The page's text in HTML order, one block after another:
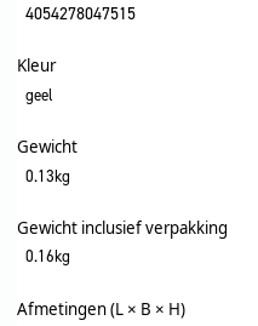
4054278047515
Kleur
geel
Gewicht
0.13kg
Gewicht inclusief verpakking
0.16kg
Afmetingen (L × B × H)